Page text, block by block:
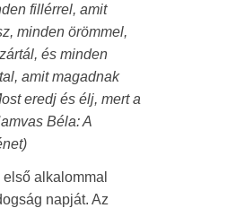
fillérrel, amit
minden örömmel,
és minden
amit magadnak
eredj és élj, mert a
Béla: A
alkalommal
napját. Az